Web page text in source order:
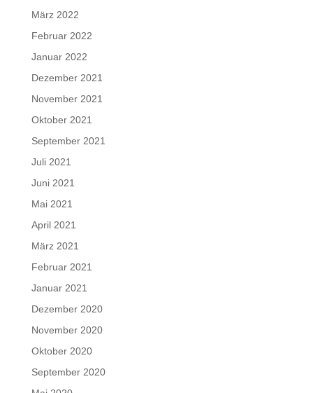
März 2022
Februar 2022
Januar 2022
Dezember 2021
November 2021
Oktober 2021
September 2021
Juli 2021
Juni 2021
Mai 2021
April 2021
März 2021
Februar 2021
Januar 2021
Dezember 2020
November 2020
Oktober 2020
September 2020